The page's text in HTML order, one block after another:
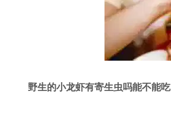
野生的小龙虾有寄生虫吗能不能吃